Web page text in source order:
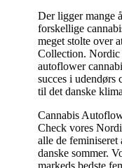
Der ligger mange
forskellige
meget stolte over
Collection. Nordic
autoflower
succes i udendørs
til det danske
Cannabis
Check vores
alle de
danske sommer.
markeds bedste